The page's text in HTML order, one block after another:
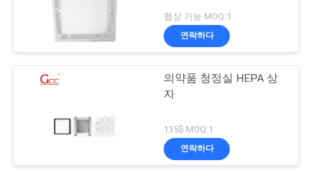
협상 가능 MOQ:1
연락하다
의약품 청정실 HEPA 상
자
135$ MOQ:1
연락하다